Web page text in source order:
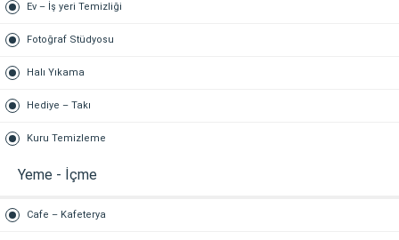
Ev – İş yeri Temizliği
Fotoğraf Stüdyosu
Halı Yıkama
Hediye – Takı
Kuru Temizleme
Yeme - İçme
Cafe – Kafeterya